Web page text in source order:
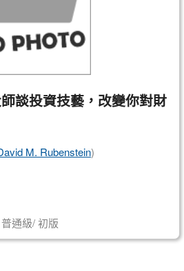
談投資技藝，改變你對財
M. Rubenstein)
通級/ 初版